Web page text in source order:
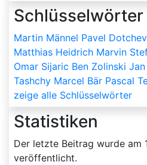
Schlüsselwörter
Martin Männel Pavel Dotchev
Matthias Heidrich Marvin
Omar Sijaric Ben Zolinski
Tashchy Marcel Bär Pascal
zeige alle Schlüsselwörter
Statistiken
Der letzte Beitrag wurde am
veröffentlicht.